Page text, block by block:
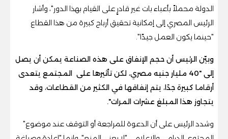
الدولة محملاً بأعباء بات غير قادرٍ على القيام بهذا الدور"، وأشار
الرئيس المصري إلى إمكانية تحقيق أرباح كبيرة من هذا القطاع
"حينما يكون العمل جيدًا".
وبيّن الرئيس أن حجم الإنفاق على هذه الصناعة يمكن أن يصل
إلى "40 مليار جنيه مصري، لكن تأثيرها على المجتمع يتعدى
أرقاما كبيرة جدًا، يتم إنفاقها في الكثير من القطاعات، وقد
يتجاوز هذا المبلغ عشرات المرات".
وشدد الرئيس على أن الدعوة للمراجعة أو التوقف عند موضوع"